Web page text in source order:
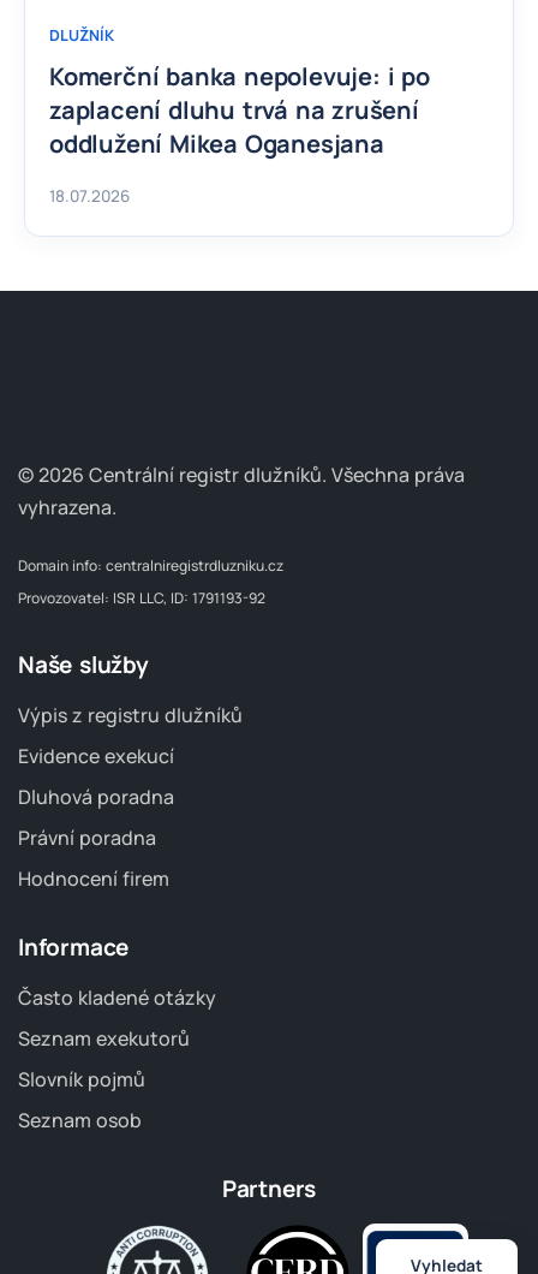
DLUŽNÍK
Komerční banka nepolevuje: i po
zaplacení dluhu trvá na zrušení
oddlužení Mikea Oganesjana
18.07.2026
© 2026 Centrální registr dlužníků. Všechna práva
vyhrazena.
Domain info: centralniregistrdluzniku.cz
Provozovatel: ISR LLC, ID: 1791193-92
Naše služby
Výpis z registru dlužníků
Evidence exekucí
Dluhová poradna
Právní poradna
Hodnocení firem
Informace
Často kladené otázky
Seznam exekutorů
Slovník pojmů
Seznam osob
Partners
Vyhledat